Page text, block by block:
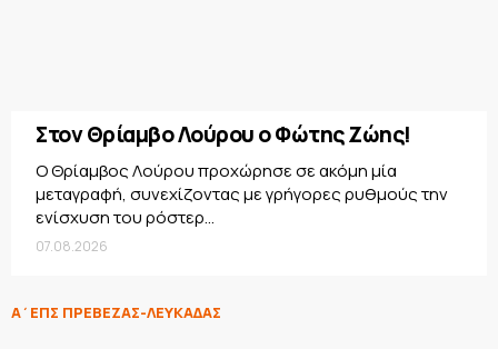
Στον Θρίαμβο Λούρου ο Φώτης Ζώης!
Ο Θρίαμβος Λούρου προχώρησε σε ακόμη μία
μεταγραφή, συνεχίζοντας με γρήγορες ρυθμούς την
ενίσχυση του ρόστερ...
07.08.2026
Α΄ΕΠΣ ΠΡΕΒΕΖΑΣ-ΛΕΥΚΑΔΑΣ